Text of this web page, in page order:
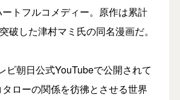
トフルコメディー。原作は累計
破した津村マミ氏の同名漫画だ。
ビ朝日公式YouTubeで公開されて
ローの関係を彷彿とさせる世界